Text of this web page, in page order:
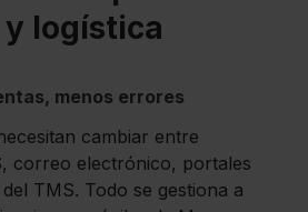
logística
menos errores
cambiar entre
correo electrónico, portales
TMS. Todo se gestiona a